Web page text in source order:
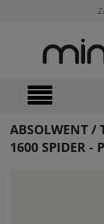
ABSOLWENT /
1600 SPIDER -